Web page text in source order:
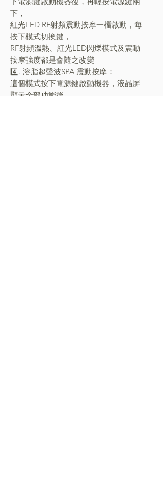
下，
紅光LED RF射頻震動按摩一檔啟動，每
按下模式切換鍵，
RF射頻溫熱、紅光LED閃爍模式及震動
按摩強度都是會隨之改變
4️⃣. 溶脂超聲波SPA 震動按摩：
這個模式按下電源鍵啟動機器，液晶屏
顯示全部功能後，